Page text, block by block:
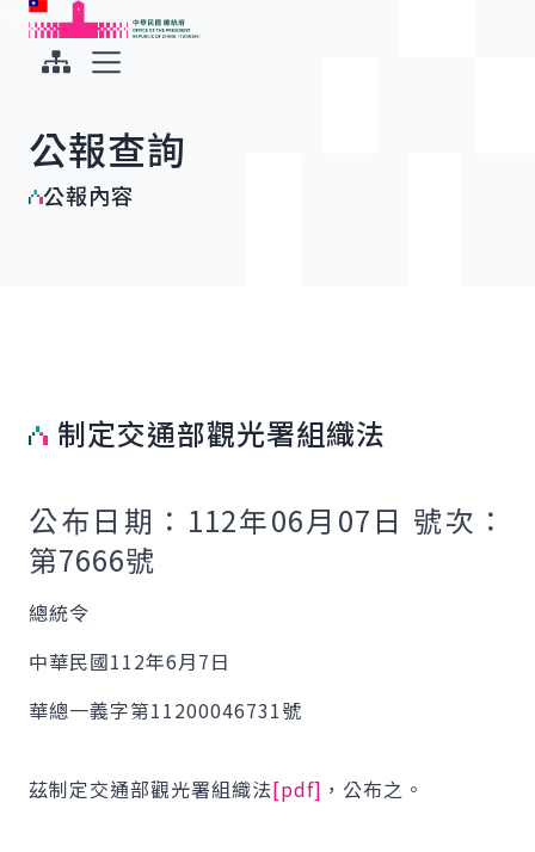
跳到主要內容
中華民國總統府
公報查詢
公報內容
制定交通部觀光署組織法
公布日期：112年06月07日 號次：
第7666號
總統令
中華民國112年6月7日
華總一義字第11200046731號
茲制定交通部觀光署組織法[pdf] ，公布之。